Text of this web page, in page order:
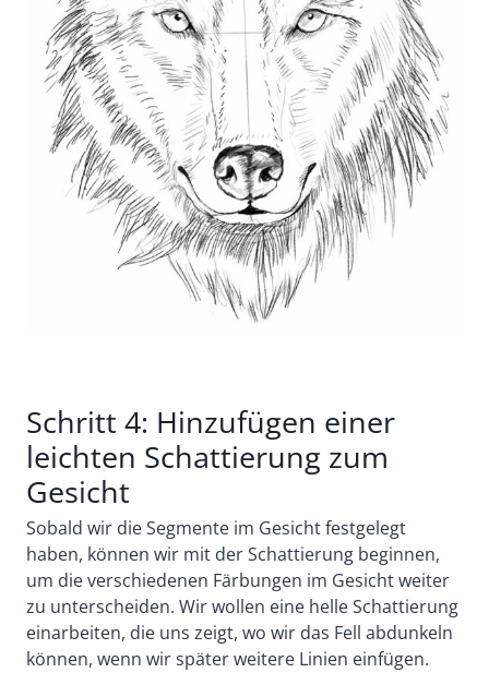
Schritt 4: Hinzufügen einer
leichten Schattierung zum
Gesicht
Sobald wir die Segmente im Gesicht festgelegt
haben, können wir mit der Schattierung beginnen,
um die verschiedenen Färbungen im Gesicht weiter
zu unterscheiden. Wir wollen eine helle Schattierung
einarbeiten, die uns zeigt, wo wir das Fell abdunkeln
können, wenn wir später weitere Linien einfügen.